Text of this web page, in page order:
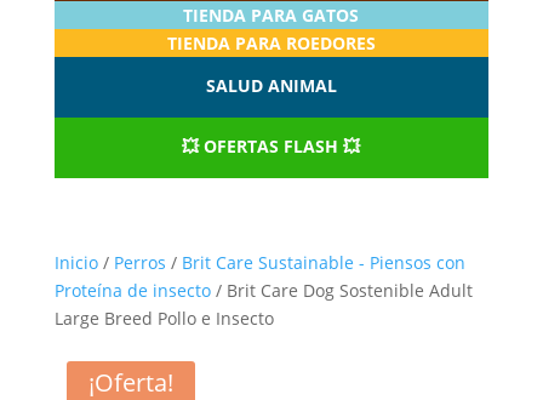
TIENDA PARA GATOS
TIENDA PARA ROEDORES
SALUD ANIMAL
💥 OFERTAS FLASH 💥
Inicio/ Perros / Brit Care Sustainable - Piensos con
Proteína de insecto/ Brit Care Dog Sostenible Adult
Large Breed Pollo e Insecto
¡Oferta!